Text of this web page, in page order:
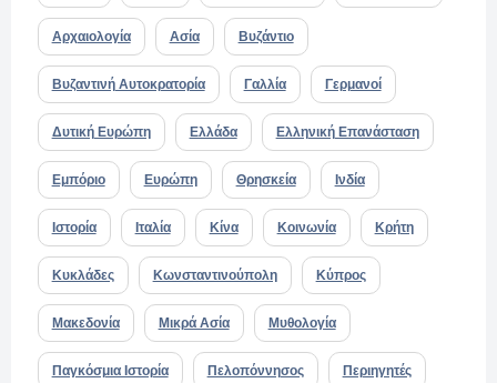
Αρχαιολογία Ασία Βυζάντιο
Βυζαντινή Αυτοκρατορία Γαλλία Γερμανοί
Δυτική Ευρώπη Ελλάδα Ελληνική Επανάσταση
Εμπόριο Ευρώπη Θρησκεία Ινδία
Ιστορία Ιταλία Κίνα Κοινωνία Κρήτη
Κυκλάδες Κωνσταντινούπολη Κύπρος
Μακεδονία Μικρά Ασία Μυθολογία
Παγκόσμια Ιστορία Πελοπόννησος Περιηγητές